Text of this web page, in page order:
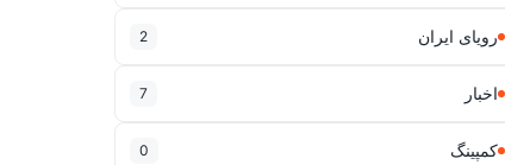
رویای ایران 2
اخبار 7
کمپینگ 0